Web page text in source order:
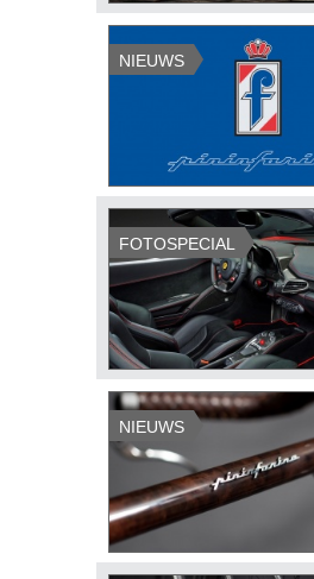
NIEUWS
FOTOSPECIAL
NIEUWS